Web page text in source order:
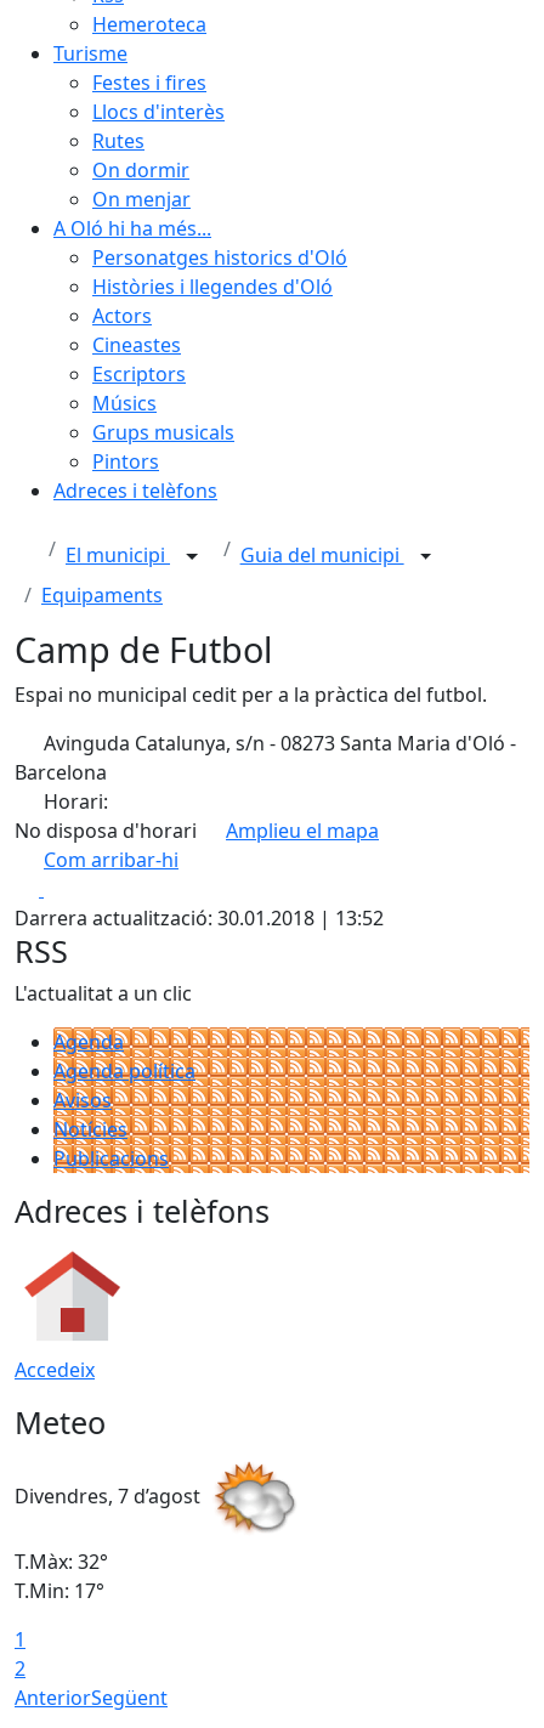
Hemeroteca
Turisme
Festes i fires
Llocs d'interès
Rutes
On dormir
On menjar
A Oló hi ha més...
Personatges historics d'Oló
Històries i llegendes d'Oló
Actors
Cineastes
Escriptors
Músics
Grups musicals
Pintors
Adreces i telèfons
El municipi
Guia del municipi
Equipaments
Camp de Futbol
Espai no municipal cedit per a la pràctica del futbol.
Avinguda Catalunya, s/n - 08273 Santa Maria d'Oló -
Barcelona
Horari:
No disposa d'horari
Amplieu el mapa
Com arribar-hi
+
−
Darrera actualització: 30.01.2018 | 13:52
RSS
L'actualitat a un clic
Agenda
Agenda política
Avisos
Notícies
Publicacions
Adreces i telèfons
Accedeix
Meteo
Divendres, 7 d’agost
T.Màx: 32°
T.Min: 17°
1
2
AnteriorSegüent